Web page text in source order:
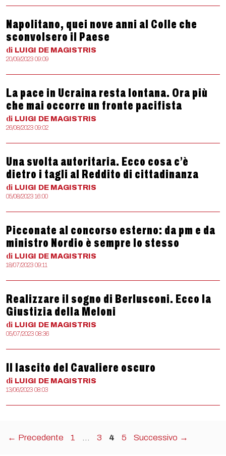
Napolitano, quei nove anni al Colle che
sconvolsero il Paese
di LUIGI DE MAGISTRIS
20/09/2023 09:09
La pace in Ucraina resta lontana. Ora più
che mai occorre un fronte pacifista
di LUIGI DE MAGISTRIS
26/08/2023 09:02
Una svolta autoritaria. Ecco cosa c’è
dietro i tagli al Reddito di cittadinanza
di LUIGI DE MAGISTRIS
05/08/2023 16:00
Picconate al concorso esterno: da pm e da
ministro Nordio è sempre lo stesso
di LUIGI DE MAGISTRIS
18/07/2023 09:11
Realizzare il sogno di Berlusconi. Ecco la
Giustizia della Meloni
di LUIGI DE MAGISTRIS
05/07/2023 08:36
Il lascito del Cavaliere oscuro
di LUIGI DE MAGISTRIS
13/06/2023 08:03
← Precedente Pagina
1 … Pagina
3 Pagina
4 Pagina
5 Successivo →